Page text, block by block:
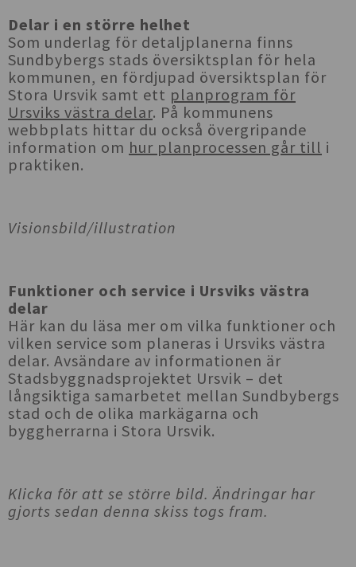
Delar i en större helhet
Som underlag för detaljplanerna finns
Sundbybergs stads översiktsplan för hela
kommunen, en fördjupad översiktsplan för
Stora Ursvik samt ett planprogram för
Ursviks västra delar. På kommunens
webbplats hittar du också övergripande
information om hur planprocessen går till i
praktiken.
Visionsbild/illustration
Funktioner och service i Ursviks västra
delar
Här kan du läsa mer om vilka funktioner och
vilken service som planeras i Ursviks västra
delar. Avsändare av informationen är
Stadsbyggnadsprojektet Ursvik – det
långsiktiga samarbetet mellan Sundbybergs
stad och de olika markägarna och
byggherrarna i Stora Ursvik.
Klicka för att se större bild. Ändringar har
gjorts sedan denna skiss togs fram.